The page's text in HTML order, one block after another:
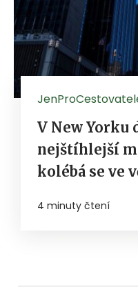
V New Yorku
nejštíhlejší
kolébá se ve
4 minuty čtení